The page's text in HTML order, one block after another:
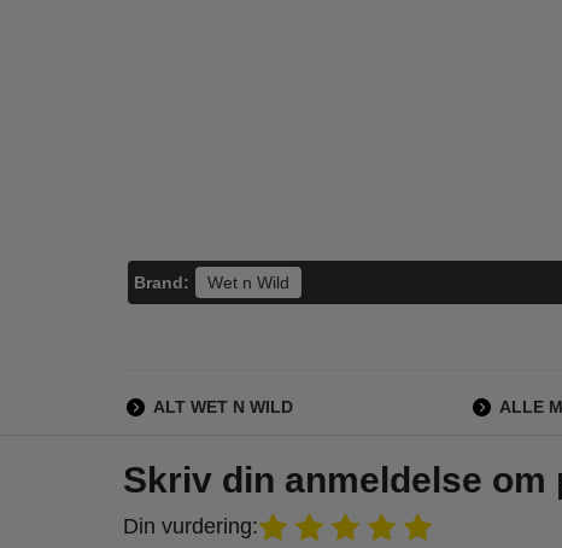
Brand: Wet n Wild
ALT WET N WILD ALLE
Skriv din anmeldelse om
Din vurdering: